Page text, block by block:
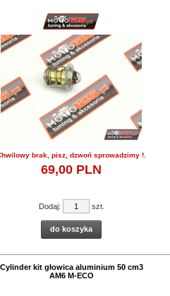
brak, pisz, dzwoń sprowadzimy !.
69,00 PLN
Dodaj: szt.
do koszyka
Cylinder kit głowica aluminium 50 cm3
AM6 M-ECO